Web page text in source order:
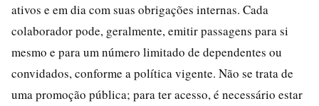
ativos e em dia com suas obrigações internas. Cada
colaborador pode, geralmente, emitir passagens para si
mesmo e para um número limitado de dependentes ou
convidados, conforme a política vigente. Não se trata de
uma promoção pública; para ter acesso, é necessário estar